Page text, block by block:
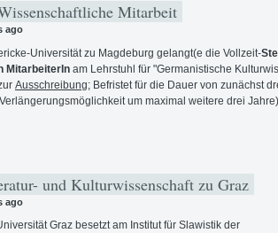
Mitarbeit
ago
Universität zu Magdeburg gelangt(e die Vollzeit-
MitarbeiterIn am Lehrstuhl für "Germanistische
Ausschreibung; Befristet für die Dauer von zunächst
um maximal weitere drei Jahre).
und Kulturwissenschaft zu Graz
ago
Graz besetzt am Institut für Slawistik der